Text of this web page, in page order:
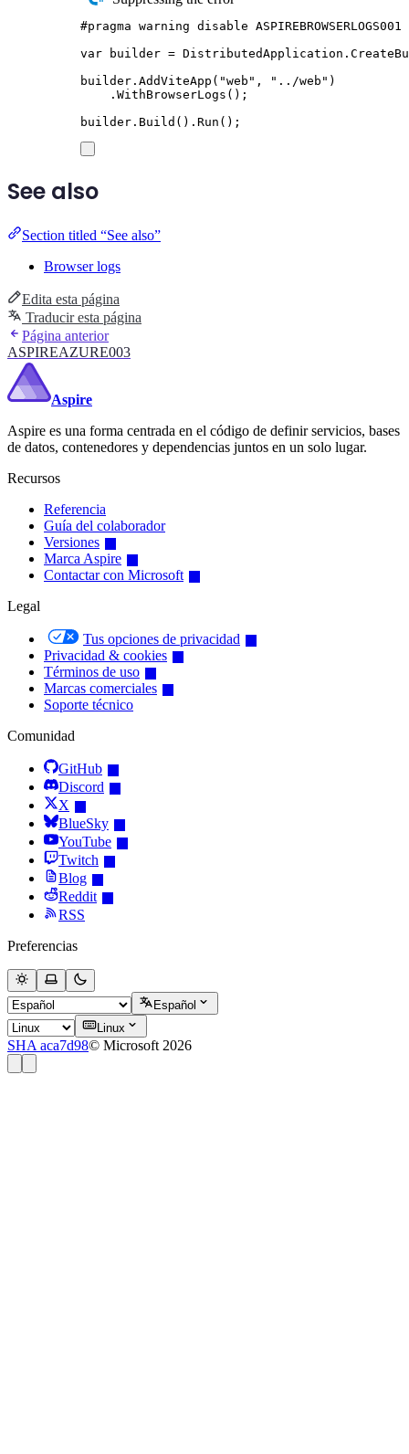
#pragma warning disable ASPIREBROWSERLOGS001
var builder = DistributedApplication .
builder . AddViteApp ( "web " , " ../web " )
. WithBrowserLogs ();
builder . Build () . Run ();
See also
Section titled “See also”
Browser logs
Edita esta página
Traducir esta página
Página anterior
ASPIREAZURE003
Aspire
Aspire es una forma centrada en el código de definir servicios, bases
de datos, contenedores y dependencias juntos en un solo lugar.
Recursos
Referencia
Guía del colaborador
Versiones
Marca Aspire
Contactar con Microsoft
Legal
Tus opciones de privacidad
Privacidad & cookies
Términos de uso
Marcas comerciales
Soporte técnico
Comunidad
GitHub
Discord
X
BlueSky
YouTube
Twitch
Blog
Reddit
RSS
Preferencias
Español
Linux
SHA aca7d98© Microsoft 2026